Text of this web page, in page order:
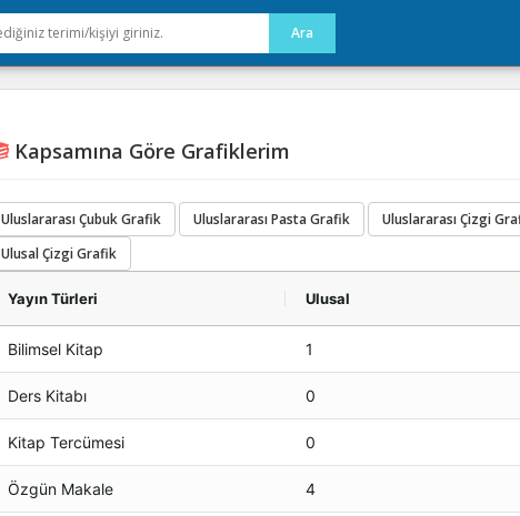
Kapsamına Göre Grafiklerim
Uluslararası Çubuk Grafik Uluslararası Pasta Grafik
Uluslararası Çizgi
Ulusal Çizgi Grafik
Yayın Türleri Ulusal
Bilimsel Kitap 1
Ders Kitabı 0
Kitap Tercümesi 0
Özgün Makale 4